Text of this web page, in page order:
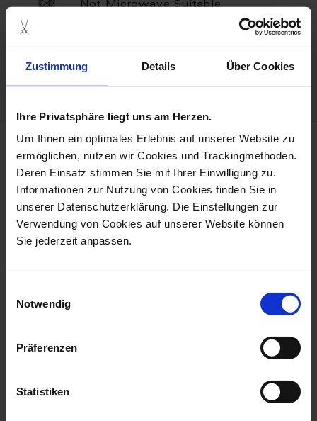
Zustimmung Details Über Cookies
Ihre Privatsphäre liegt uns am Herzen.
Um Ihnen ein optimales Erlebnis auf unserer Website zu
ermöglichen, nutzen wir Cookies und Trackingmethoden.
Deren Einsatz stimmen Sie mit Ihrer Einwilligung zu.
Informationen zur Nutzung von Cookies finden Sie in
unserer Datenschutzerklärung. Die Einstellungen zur
Verwendung von Cookies auf unserer Website können
Sie jederzeit anpassen.
Notwendig
Präferenzen
Statistiken
Not Microwave Suitable
more products from the b-shape
gold bronze collection
Available
Teapot, Shape B-Form,